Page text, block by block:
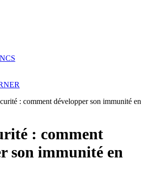
: comment développer son immunité en
: comment
son immunité en